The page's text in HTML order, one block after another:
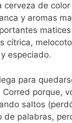
cerveza de
y aromas
cítrica,
especiado.
para
porque,
saltos
de palabras,